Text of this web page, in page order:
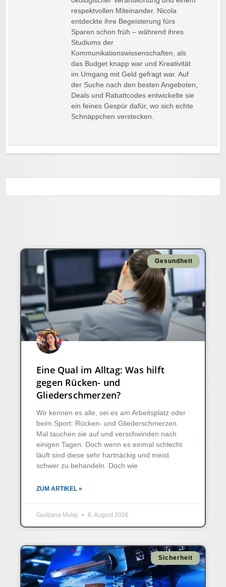
respektvollen Miteinander. Nicola
entdeckte ihre Begeisterung fürs
Sparen schon früh – während ihres
Studiums der
Kommunikationswissenschaften, als
das Budget knapp war und Kreativität
im Umgang mit Geld gefragt war. Auf
der Suche nach den besten Angeboten,
Deals und Rabattcodes entwickelte sie
ein feines Gespür dafür, wo sich echte
Schnäppchen verstecken.
Gesundheit
Eine Qual im Alltag: Was hilft
gegen Rücken- und
Gliederschmerzen?
Wir kennen es alle, sei es am Arbeitsplatz oder
beim Sport: Rücken- und Gliederschmerzen.
Mal tauchen sie auf und verschwinden nach
einigen Tagen. Doch wenn es einmal schlecht
läuft sind diese sehr hartnäckig und meist
schwer zu behandeln. Doch wie
ZUM ARTIKEL »
Gjulijana Mulaj 6. August 2026
Sicherheit